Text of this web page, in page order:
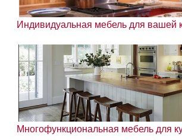
Индивидуальная мебель для вашей
Многофункциональная мебель для